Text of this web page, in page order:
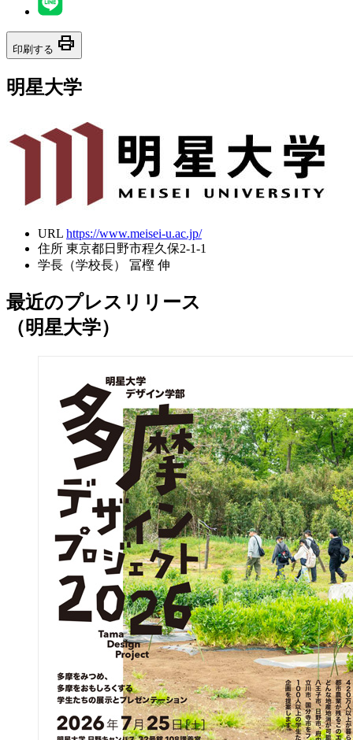
印刷する print
明星大学
URL https://www.meisei-u.ac.jp/
住所 東京都日野市程久保2-1-1
学長（学校長）
冨樫 伸
最近のプレスリリース
（明星大学）